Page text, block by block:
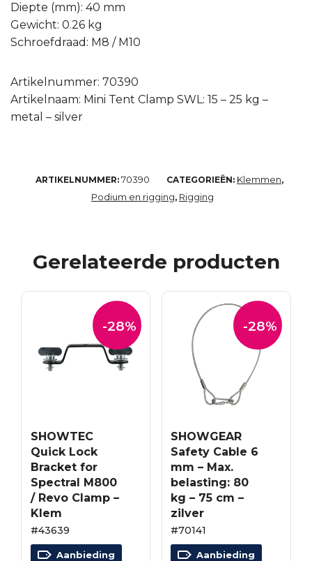
Diepte (mm): 40 mm
Gewicht: 0.26 kg
Schroefdraad: M8 / M10
Artikelnummer: 70390
Artikelnaam: Mini Tent Clamp SWL: 15 – 25 kg –
metal – silver
ARTIKELNUMMER: 70390 CATEGORIEËN: Klemmen,
Podium en rigging, Rigging
Gerelateerde producten
-28%
SHOWTEC
Quick Lock
Bracket for
Spectral M800
/ Revo Clamp –
Klem
#43639
Aanbieding
-28%
SHOWGEAR
Safety Cable 6
mm – Max.
belasting: 80
kg – 75 cm –
zilver
#70141
Aanbieding